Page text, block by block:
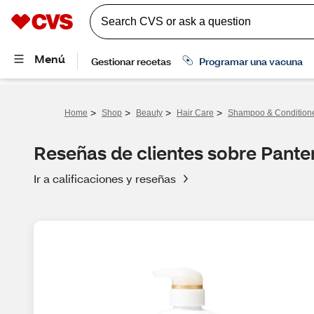
Home > Shop > Beauty > Hair Care > Shampoo &
Reseñas de clientes sobre
Ir a calificaciones y reseñas